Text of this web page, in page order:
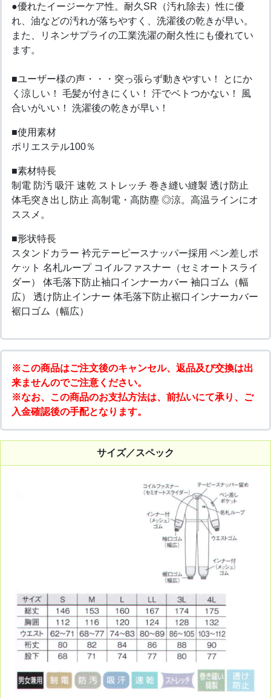
●優れたイージーケア性。耐久SR（汚れ除去）性に優
れ、油などの汚れが落ちやすく、洗濯後の乾きが早い。
また、リネンサプライの工業洗濯の耐久性にも優れてい
ます。
■ユーザー様の声・・・突っ張らず動きやすい！ とにか
く涼しい！ 毛髪が付きにくい！ 汗でベトつかない！ 風
合いがいい！ 洗濯後の乾きが早い！
■使用素材
ポリエステル100％
■素材特長
制電 防汚 吸汗 速乾 ストレッチ 巻き縫い縫製 透け防止
体毛突き出し防止 高制電・高防塵 ◎涼。高温ラインにオ
ススメ。
■形状特長
スタンドカラー 衿元テーピースナッパー採用 ペン差しポ
ケット 名札ループ コイルファスナー（セミオートスライ
ダー） 体毛落下防止袖口インナーカバー 袖口ゴム（幅
広） 透け防止インナー 体毛落下防止裾口インナーカバー
裾口ゴム（幅広）
※この商品はご注文後のキャンセル、返品及び交換は出
来ませんのでご注意ください。
※なお、この商品のお支払方法は、前払いにて承り、ご
入金確認後の手配となります。
サイズ／スペック